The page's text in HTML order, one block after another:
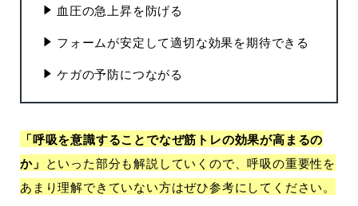
血圧の急上昇を防げる
フォームが安定して適切な効果を期待できる
ケガの予防につながる
「呼吸を意識することでなぜ筋トレの効果が高まるの
か」 といった部分も解説していくので、呼吸の重要性を
あまり理解できていない方はぜひ参考にしてください。